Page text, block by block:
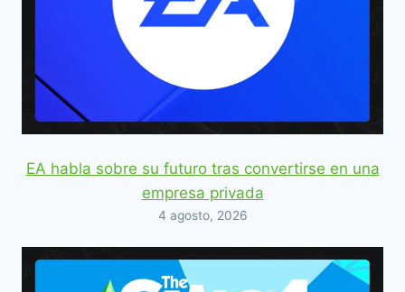
EA habla sobre su futuro tras convertirse en una
empresa privada
4 agosto, 2026